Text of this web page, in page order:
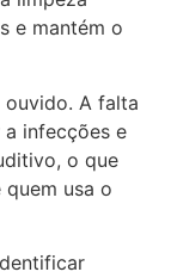
e mantém o
A falta
infecções e
o que
usa o